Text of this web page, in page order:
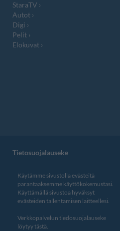
StaraTV
Autot
Digi
Pelit
Elokuvat
Tietosuojalauseke
Käytämme sivustolla evästeitä
parantaaksemme käyttökokemustasi.
Käyttämällä sivustoa hyväksyt
evästeiden tallentamisen laitteellesi.
Verkkopalvelun tiedosuojalauseke
löytyy tästä.